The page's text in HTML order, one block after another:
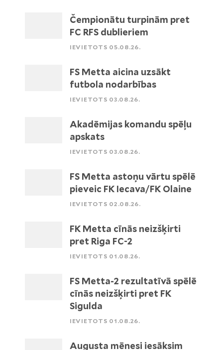
Čempionātu turpinām pret
FC RFS dublieriem
IEVIETOTS 05.08.26.
FS Metta aicina uzsākt
futbola nodarbības
IEVIETOTS 03.08.26.
Akadēmijas komandu spēļu
apskats
IEVIETOTS 03.08.26.
FS Metta astoņu vārtu spēlē
pieveic FK Iecava/FK Olaine
IEVIETOTS 02.08.26.
FK Metta cīnās neizšķirti
pret Riga FC-2
IEVIETOTS 01.08.26.
FS Metta-2 rezultatīvā spēlē
cīnās neizšķirti pret FK
Sigulda
IEVIETOTS 01.08.26.
Augusta mēnesi iesāksim